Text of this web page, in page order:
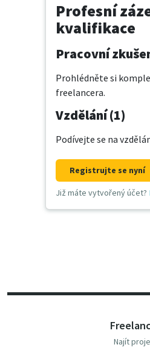
Profesní
kvalifikace
Pracovní
Prohlédněte si
freelancera.
Vzdělání (1)
Podívejte se na
Registrujte se nyní
Již máte vytvořený účet?
Najít